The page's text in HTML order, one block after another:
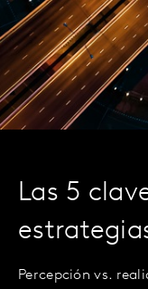
Las 5
Percepción vs.